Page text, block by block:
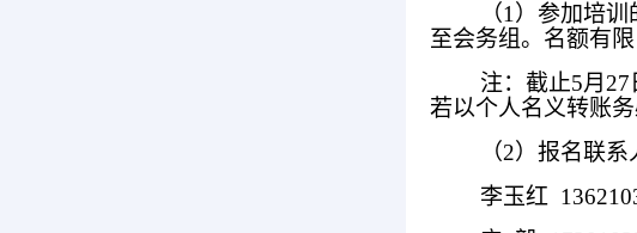
（1）参加培
至会务组。名额有限
注：截止5月
若以个人名义转账
（2）报名联系
李玉红